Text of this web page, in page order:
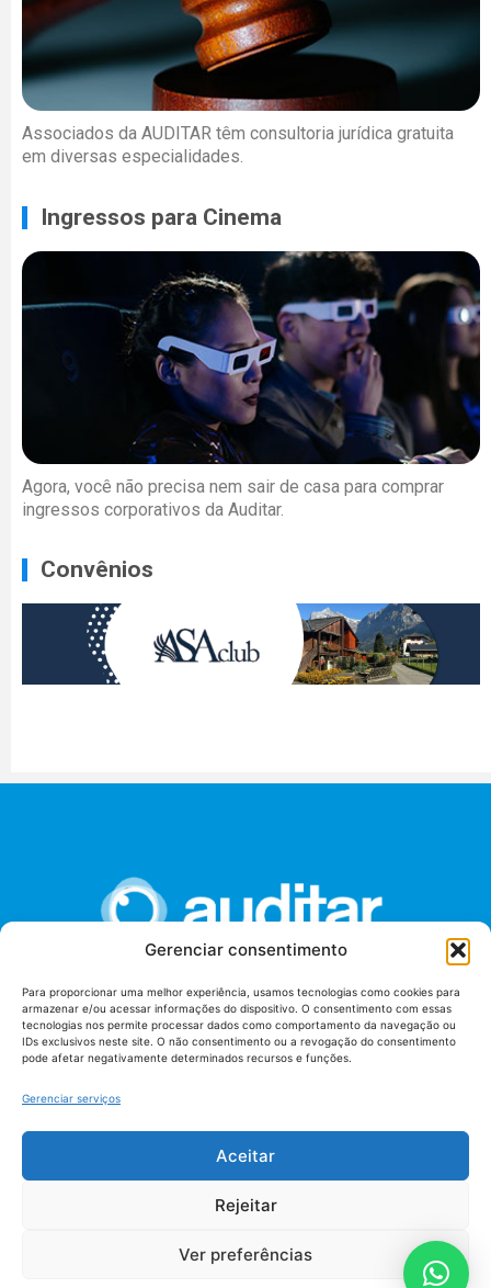
Gerenciar consentimento
Para proporcionar uma melhor experiência, usamos tecnologias como cookies para
armazenar e/ou acessar informações do dispositivo. O consentimento com essas
tecnologias nos permite processar dados como comportamento da navegação ou
IDs exclusivos neste site. O não consentimento ou a revogação do consentimento
pode afetar negativamente determinados recursos e funções.
Gerenciar serviços
Aceitar
Rejeitar
Ver preferências
Associados da AUDITAR têm consultoria jurídica gratuita
em diversas especialidades.
Ingressos para Cinema
Agora, você não precisa nem sair de casa para comprar
ingressos corporativos da Auditar.
Convênios
União dos Auditores Federais de Controle Externo -
AUDITAR
Setor de Administração Federal Sul (SAF/Sul), Qd. 04, Lt. 01
Tribunal de Contas da União (TCU), Subsolo, Sala S04
Termos de uso